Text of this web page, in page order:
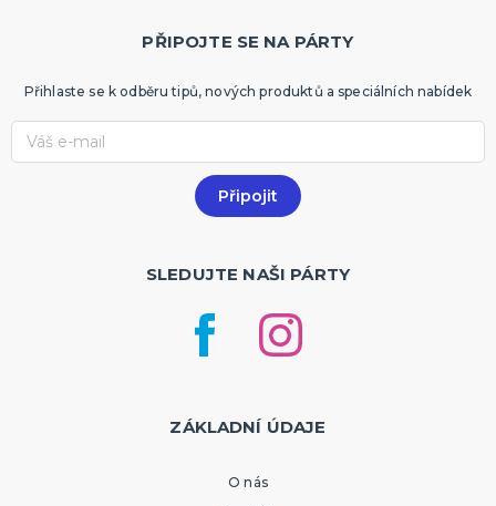
PŘIPOJTE SE NA PÁRTY
Přihlaste se k odběru tipů, nových produktů a speciálních nabídek
SLEDUJTE NAŠI PÁRTY
ZÁKLADNÍ ÚDAJE
O nás